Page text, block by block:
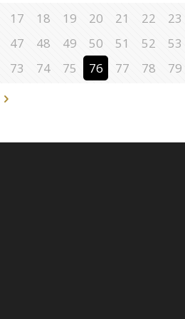
17 18 19 20 21 22 23
47 48 49 50 51 52 53
73 74 75 76 77 78 79